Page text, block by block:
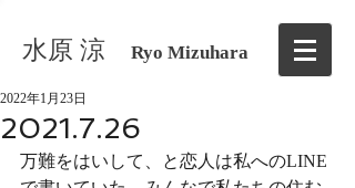
水原 涼 Ryo Mizuhara
2021.7.26
2022年1月23日
万難をはいして、と恋人は私へのLINE